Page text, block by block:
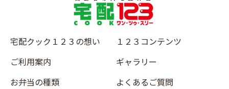
宅配クック１２３の想い
ご利用案内
お弁当の種類
１２３コンテンツ
ギャラリー
よくあるご質問